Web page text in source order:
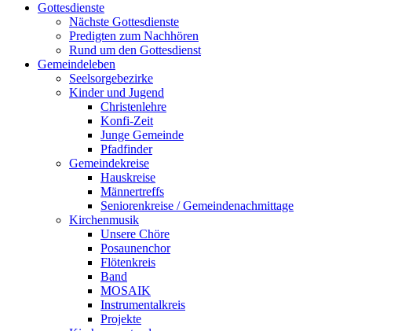
Gottesdienste
Nächste Gottesdienste
Predigten zum Nachhören
Rund um den Gottesdienst
Gemeindeleben
Seelsorgebezirke
Kinder und Jugend
Christenlehre
Konfi-Zeit
Junge Gemeinde
Pfadfinder
Gemeindekreise
Hauskreise
Männertreffs
Seniorenkreise / Gemeindenachmittage
Kirchenmusik
Unsere Chöre
Posaunenchor
Flötenkreis
Band
MOSAIK
Instrumentalkreis
Projekte